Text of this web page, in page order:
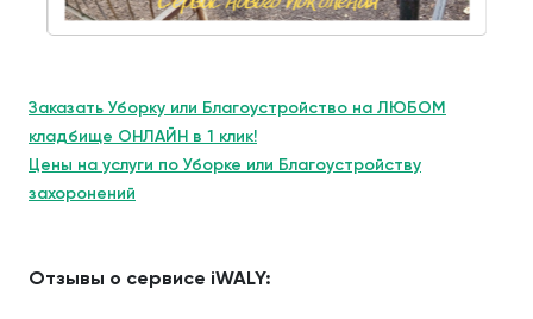
Заказать Уборку или Благоустройство на ЛЮБОМ
кладбище ОНЛАЙН в 1 клик!
Цены на услуги по Уборке или Благоустройству
захоронений
Отзывы о сервисе iWALY: